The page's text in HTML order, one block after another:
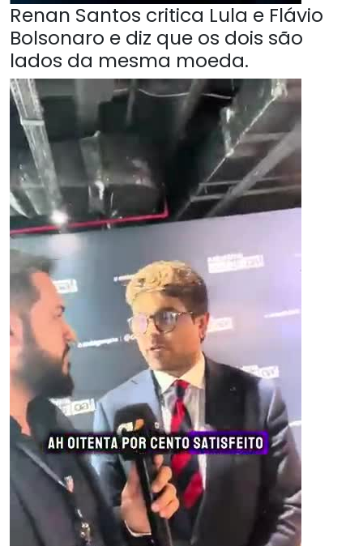
Renan Santos critica Lula e Flávio
Bolsonaro e diz que os dois são
lados da mesma moeda.